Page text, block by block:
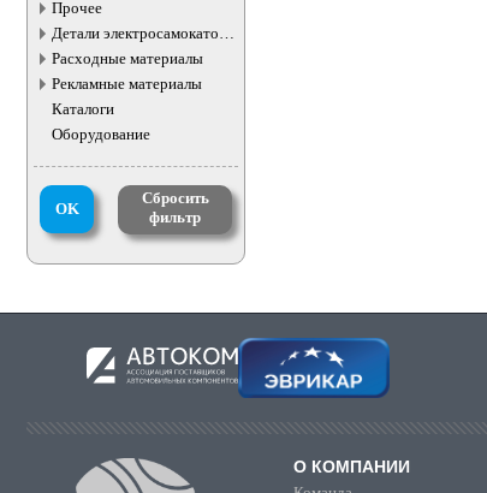
Прочее
Детали электросамокатов и
электротранспорта
Расходные материалы
Рекламные материалы
Каталоги
Оборудование
OK
Сбросить
фильтр
О КОМПАНИИ